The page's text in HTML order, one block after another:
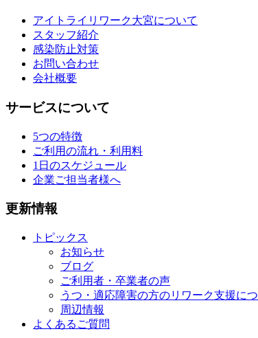
アイトライリワーク大宮について
スタッフ紹介
感染防止対策
お問い合わせ
会社概要
サービスについて
5つの特徴
ご利用の流れ・利用料
1日のスケジュール
企業ご担当者様へ
更新情報
トピックス
お知らせ
ブログ
ご利用者・卒業者の声
うつ・適応障害の方のリワーク支援に
周辺情報
よくあるご質問